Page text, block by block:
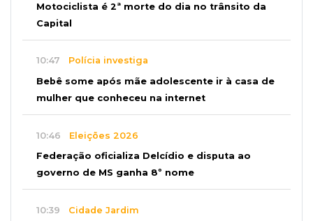
Motociclista é 2ª morte do dia no trânsito da
Capital
10:47 Polícia investiga
Bebê some após mãe adolescente ir à casa de
mulher que conheceu na internet
10:46 Eleições 2026
Federação oficializa Delcídio e disputa ao
governo de MS ganha 8º nome
10:39 Cidade Jardim